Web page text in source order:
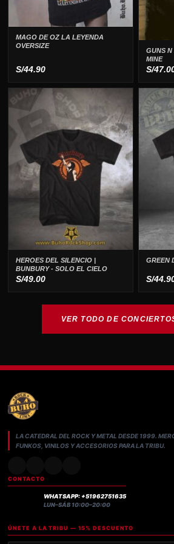
MAGO DE OZ LA LEYENDA
OVERSIZE
S/44.90
GUNS N
MINE
S/
HEROES DEL SILENCIO |
BUNBURY - SOLO EL CIELO
S/49.00
GREEN
S/
VER TODO DE
LA CATEDRAL DEL ROCK Y METAL DESDE 1999.
FUNKOS, VINILOS Y ACCESORIOS PARA LA TRIBU.
CONTACTO
WHATSAPP: +51962751635
LUN–SÁB 10:00–20:00
ÚNETE A LA TRIBU — 15% DESCUENTO